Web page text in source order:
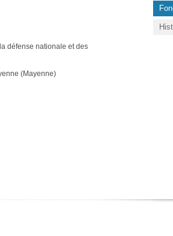
défense nationale et des
(Mayenne)